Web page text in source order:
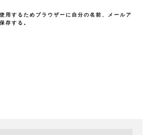
用するためブラウザーに自分の名前、メールア
存する。